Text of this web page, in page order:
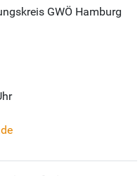
GWÖ Hamburg